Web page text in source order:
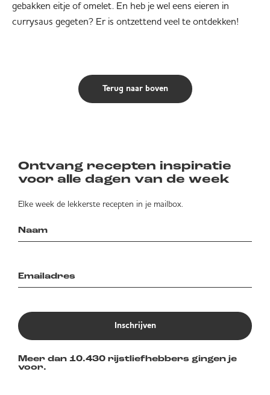
gebakken eitje of omelet. En heb je wel eens eieren in
currysaus gegeten? Er is ontzettend veel te ontdekken!
Terug naar boven
Ontvang recepten inspiratie
voor alle dagen van de week
Elke week de lekkerste recepten in je mailbox.
Inschrijven
Meer dan 10.430 rijstliefhebbers gingen je
voor.